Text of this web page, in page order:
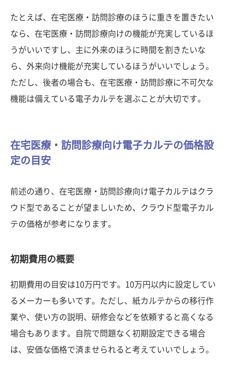
たとえば、在宅医療・訪問診療のほうに重きを置きたい
なら、在宅医療・訪問診療向けの機能が充実しているほ
うがいいですし、主に外来のほうに時間を割きたいな
ら、外来向け機能が充実しているほうがいいでしょう。
ただし、後者の場合も、在宅医療・訪問診療に不可欠な
機能は備えている電子カルテを選ぶことが大切です。
在宅医療・訪問診療向け電子カルテの価格設
定の目安
前述の通り、在宅医療・訪問診療向け電子カルテはクラ
ウド型であることが望ましいため、クラウド型電子カル
テの価格が参考になります。
初期費用の概要
初期費用の目安は10万円です。10万円以内に設定してい
るメーカーも多いです。ただし、紙カルテからの移行作
業や、使い方の説明、研修会などを依頼すると高くなる
場合もあります。自院で問題なく初期設定できる場合
は、安価な価格で済ませられると考えていいでしょう。